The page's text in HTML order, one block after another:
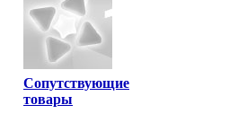
Сопутствующие
товары